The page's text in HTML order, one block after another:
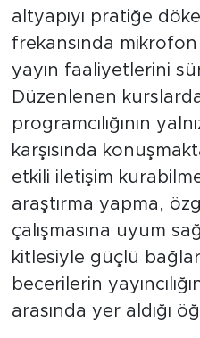
altyapıyı pratiğe
frekansında mikrofon
yayın faaliyetlerini
Düzenlenen
programcılığının
karşısında
etkili iletişim
araştırma yapma,
çalışmasına uyum
kitlesiyle güçlü
becerilerin
arasında yer aldığı